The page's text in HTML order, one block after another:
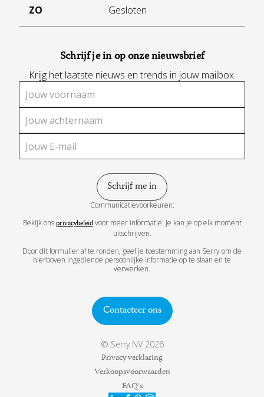
ZO
Gesloten
Schrijf je in op onze nieuwsbrief
Krijg het laatste nieuws en trends in jouw mailbox.
Communicatievoorkeuren:
Bekijk onsprivacybeleidvoor meer informatie. Je kan je op elk moment
uitschrijven.
Door dit formulier af te ronden, geef je toestemming aan Serry om de
hierboven ingediende persoonlijke informatie op te slaan en te
verwerken.
Contacteer ons
© Serry NV 2026
Privacy verklaring
Verkoopsvoorwaarden
FAQ's